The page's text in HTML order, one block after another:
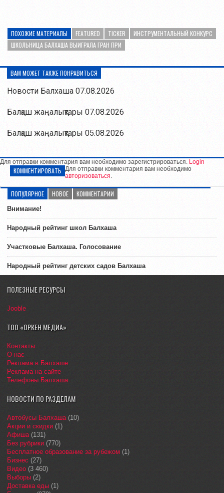
ПОХОЖИЕ МАТЕРИАЛЫ FEATURED TICKER
ИНСТРУМЕНТАЛЬНЫЙ КОНКУРС
ШКОЛЬНИЦА БАЛХАША ВЫИГРАЛА ГРАН ПРИ
ВАМ МОЖЕТ ТАКЖЕ ПОНРАВИТЬСЯ
Новости Балхаша 07.08.2026
Балқаш жаңалықтары 07.08.2026
Балқаш жаңалықтары 05.08.2026
Для отправки комментария вам необходимо зарегистрироваться. Login
КОММЕНТИРОВАТЬ Для отправки комментария вам необходимо
авторизоваться.
ПОПУЛЯРНОЕ НОВОЕ КОММЕНТАРИИ
Внимание!
Народный рейтинг школ Балхаша
Участковые Балхаша. Голосование
Народный рейтинг детских садов Балхаша
ПОЛЕЗНЫЕ РЕСУРСЫ
Jooble
ТОО «ОРКЕН МЕДИА»
Контакты
О нас
Реклама в Балхаше
Реклама на сайте
Телефоны Балхаша
НОВОСТИ ПО РАЗДЕЛАМ
Автобусы Балхаша(10)
Акции и скидки (1)
Афиша(131)
Без рубрики (770)
Бесплатное образование за рубежом (1)
Бизнес (27)
Видео (3 460)
Выборы (2)
Доставка еды (1)